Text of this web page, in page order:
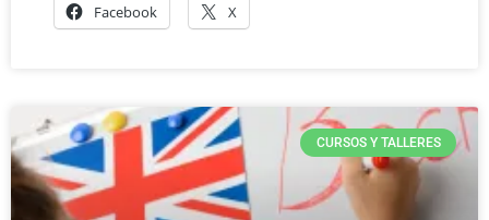
Facebook X
CURSOS Y TALLERES